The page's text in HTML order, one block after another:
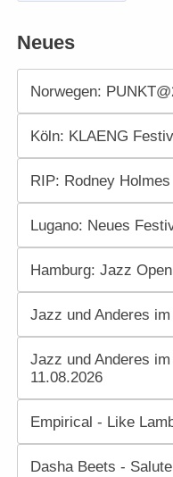
Neues
Norwegen:
Köln: KLAENG
RIP: Rodney Holmes
Lugano: Neues
Hamburg: Jazz
Jazz und Anderes
Jazz und Anderes
11.08.2026
Empirical - Like
Dasha Beets -